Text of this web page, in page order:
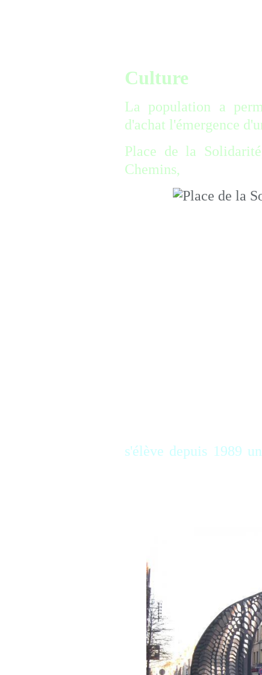
Culture
La population a
d'achat l'émergence
Place de la
Chemins,
s'élève depuis 1989